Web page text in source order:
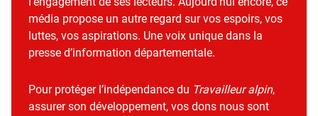
média propose un autre regard sur vos espoirs, vos
luttes, vos aspirations. Une voix unique dans la
presse d’information départementale.
Pour protéger l’indépendance du Travailleur alpin,
assurer son développement, vos dons nous sont